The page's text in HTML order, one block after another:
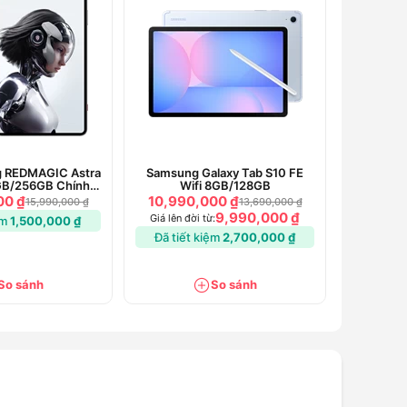
Astra
256GB Chính
₫15,990,000 ₫
1,500,000 ₫
sánh
Samsung Galaxy Tab S10 FE
Wifi 8GB/128GB
10,990,000 ₫13,690,000 ₫
Giá lên đời từ:9,990,000 ₫
Đã tiết kiệm2,700,000 ₫
So sánh